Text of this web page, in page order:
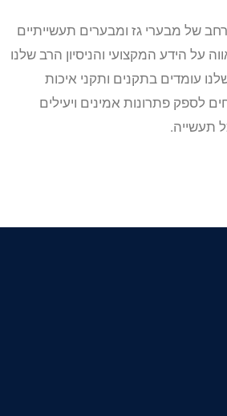
רחב של מבערי גז ומבערים תעשייתיים
על הידע המקצועי והניסיון הרב שלנו
עומדים בתקנים ותקני איכות
לספק פתרונות אמינים ויעילים
תעשייה.